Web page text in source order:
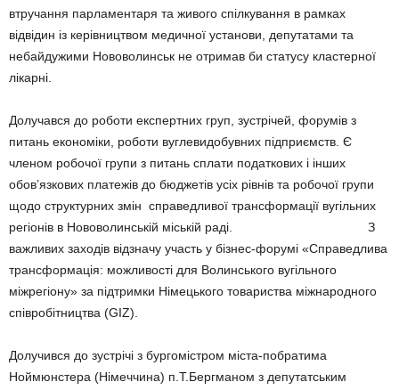
втручання парламентаря та живого спілкування в рамках
відвідин із керівництвом медичної установи, депутатами та
небайдужими Нововолинськ не отримав би статусу кластерної
лікарні.
Долучався до роботи експертних груп, зустрічей, форумів з
питань економіки, роботи вуглевидобувних підприємств. Є
членом робочої групи з питань сплати податкових і інших
обов’язкових платежів до бюджетів усіх рівнів та робочої групи
щодо структурних змін справедливої трансформації вугільних
регіонів в Нововолинській міській раді. З
важливих заходів відзначу участь у бізнес-форумі «Справедлива
трансформація: можливості для Волинського вугільного
міжрегіону» за підтримки Німецького товариства міжнародного
співробітництва (GIZ).
Долучився до зустрічі з бургомістром міста-побратима
Ноймюнстера (Німеччина) п.Т.Бергманом з депутатським